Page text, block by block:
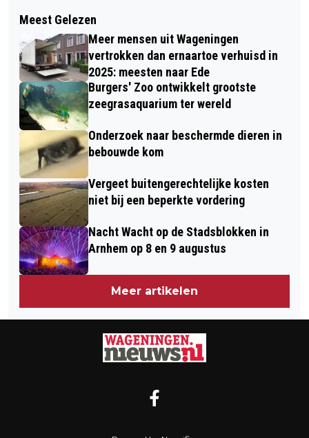
NIEUWE CURSUS POLITIEK ACTIEF
START OP 2 OKTOBER
KLEINE BETALINGSACHTERSTAND
LEIDT TOT BUITENSPORIGE
INCASSOKOSTEN
Meest Gelezen
Meer mensen uit Wageningen
vertrokken dan ernaartoe verhuisd in
2025: meesten naar Ede
Burgers' Zoo ontwikkelt grootste
zeegrasaquarium ter wereld
Onderzoek naar beschermde dieren in
bebouwde kom
Vergeet buitengerechtelijke kosten
niet bij een beperkte vordering
Nacht Wacht op de Stadsblokken in
Arnhem op 8 en 9 augustus
Meer artikelen